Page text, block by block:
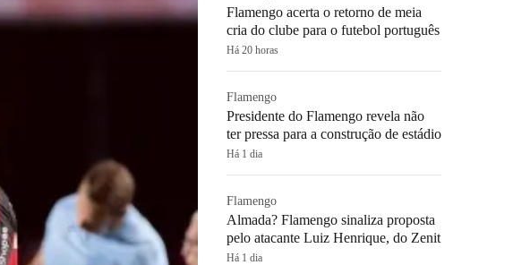
Flamengo acerta o retorno de meia
cria do clube para o futebol português
Há 20 horas
Flamengo
Presidente do Flamengo revela não
ter pressa para a construção de estádio
Há 1 dia
Flamengo
Almada? Flamengo sinaliza proposta
pelo atacante Luiz Henrique, do Zenit
Há 1 dia